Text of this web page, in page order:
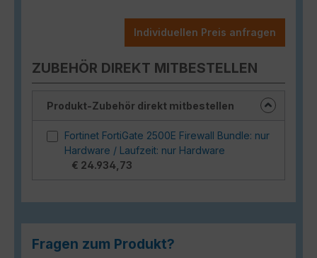
Individuellen Preis anfragen
ZUBEHÖR DIREKT MITBESTELLEN
Produkt-Zubehör direkt mitbestellen
Fortinet FortiGate 2500E Firewall Bundle: nur
Hardware / Laufzeit: nur Hardware
€ 24.934,73
Fragen zum Produkt?